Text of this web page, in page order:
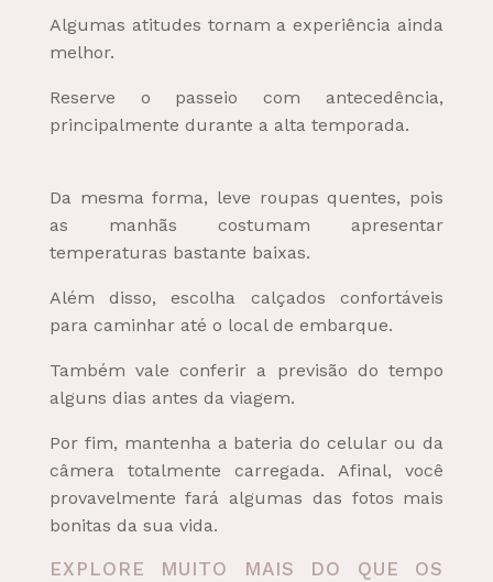
Algumas atitudes tornam a experiência ainda
melhor.
Reserve o passeio com antecedência,
principalmente durante a alta temporada.
Da mesma forma, leve roupas quentes, pois
as manhãs costumam apresentar
temperaturas bastante baixas.
Além disso, escolha calçados confortáveis
para caminhar até o local de embarque.
Também vale conferir a previsão do tempo
alguns dias antes da viagem.
Por fim, mantenha a bateria do celular ou da
câmera totalmente carregada. Afinal, você
provavelmente fará algumas das fotos mais
bonitas da sua vida.
EXPLORE MUITO MAIS DO QUE OS